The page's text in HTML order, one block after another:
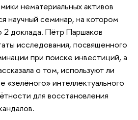
нематериальных активов
семинар, на котором
2 доклада. Пётр Паршаков
исследования, посвященного
при поиске инвестиций, а
о том, используют ли
«зелёного» интеллектуального
для восстановления